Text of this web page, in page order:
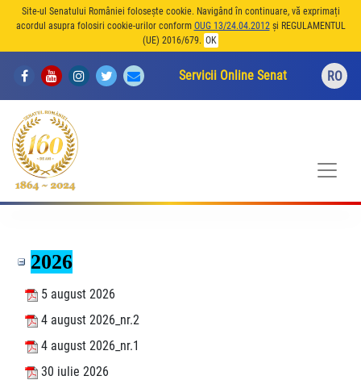
Site-ul Senatului României folosește cookie. Navigând în continuare, vă exprimați
acordul asupra folosiri cookie-urilor conform OUG 13/24.04.2012și REGULAMENTUL
(UE) 2016/679. OK
Servicii Online Senat RO
2026
5 august 2026
4 august 2026_nr.2
4 august 2026_nr.1
30 iulie 2026